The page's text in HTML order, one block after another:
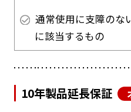
通常使用に支障のな
に該当するもの
10年製品延長保証